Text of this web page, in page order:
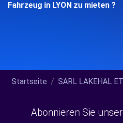
Fahrzeug in LYON zu mieten ?
Startseite SARL LAKEHAL
Abonnieren Sie